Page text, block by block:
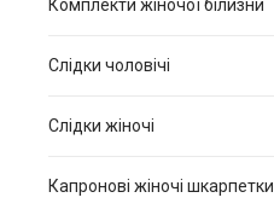
Комплекти жіночої білизни
Слідки чоловічі
Слідки жіночі
Капронові жіночі шкарпетки